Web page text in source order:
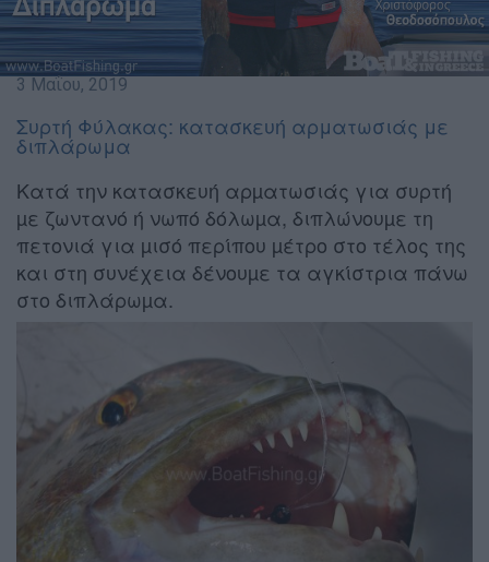
3 Μαΐου, 2019
Συρτή Φύλακας: κατασκευή αρματωσιάς με
διπλάρωμα
Κατά την κατασκευή αρµατωσιάς για συρτή
µε ζωντανό ή νωπό δόλωµα, διπλώνουµε τη
πετονιά για µισό περίπου µέτρο στο τέλος της
και στη συνέχεια δένουµε τα αγκίστρια πάνω
στο διπλάρωµα.